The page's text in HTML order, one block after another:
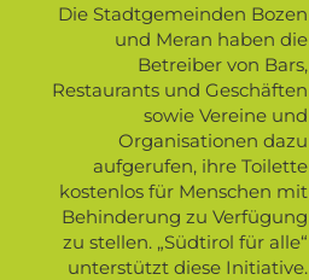
Die Stadtgemeinden Bozen
und Meran haben die
Betreiber von Bars,
Restaurants und Geschäften
sowie Vereine und
Organisationen dazu
aufgerufen, ihre Toilette
kostenlos für Menschen mit
Behinderung zu Verfügung
zu stellen. „Südtirol für alle“
unterstützt diese Initiative.